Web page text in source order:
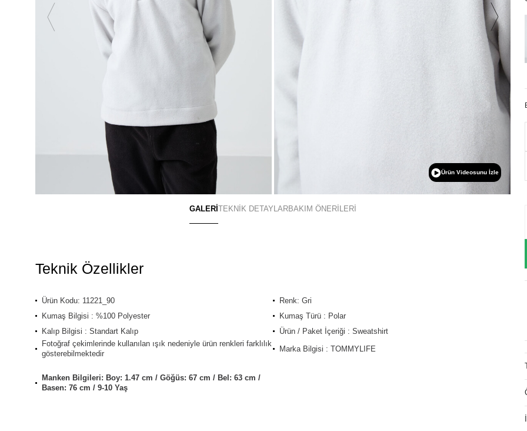
Ürün Videosunu İzle
GALERİ TEKNİK DETAYLARBAKIM ÖNERİLERİ
Teknik Özellikler
Ürün Kodu: 11221_90
Renk: Gri
Kumaş Bilgisi : %100 Polyester
Kumaş Türü : Polar
Kalıp Bilgisi : Standart Kalıp
Ürün / Paket İçeriği : Sweatshirt
Fotoğraf çekimlerinde kullanılan ışık nedeniyle ürün renkleri farklılık
gösterebilmektedir
Marka Bilgisi : TOMMYLIFE
Manken Bilgileri: Boy: 1.47 cm / Göğüs: 67 cm / Bel: 63 cm /
Basen: 76 cm / 9-10 Yaş